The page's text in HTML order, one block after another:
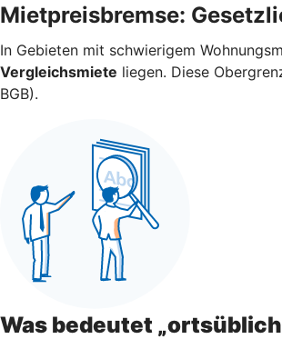
Mietpreisbremse:
In Gebieten mit schwierigem
Vergleichsmiete liegen. Diese
BGB).
Was bedeutet